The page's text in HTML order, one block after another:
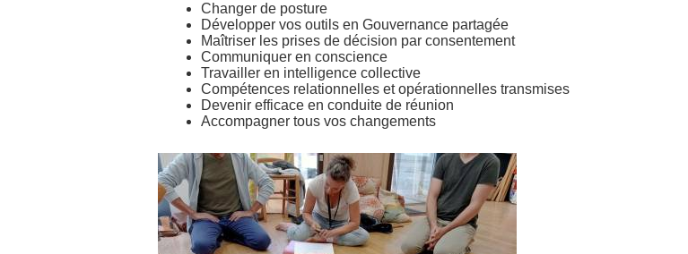
Changer de posture
Développer vos outils en Gouvernance partagée
Maîtriser les prises de décision par consentement
Communiquer en conscience
Travailler en intelligence collective
Compétences relationnelles et opérationnelles transmises
Devenir efficace en conduite de réunion
Accompagner tous vos changements